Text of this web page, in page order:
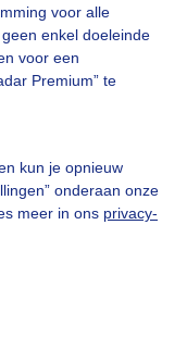
voor alle
enkel doeleinde
voor een
Premium” te
kun je opnieuw
onderaan onze
meer in ons privacy-